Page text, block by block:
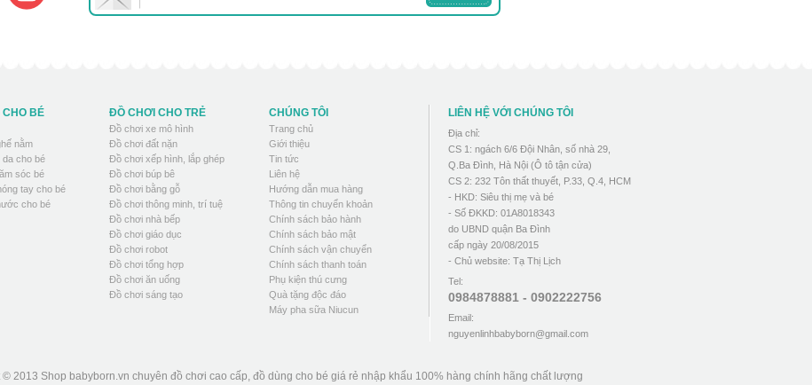
BÉ
nằm
da cho bé
sóc bé
tay cho bé
cho bé
ĐỒ CHƠI CHO TRẺ
Đồ chơi xe mô hình
Đồ chơi đất nặn
Đồ chơi xếp hình, lắp ghép
Đồ chơi búp bê
Đồ chơi bằng gỗ
Đồ chơi thông minh, trí tuệ
Đồ chơi nhà bếp
Đồ chơi giáo dục
Đồ chơi robot
Đồ chơi tổng hợp
Đồ chơi ăn uống
Đồ chơi sáng tạo
CHÚNG TÔI
Trang chủ
Giới thiệu
Tin tức
Liên hệ
Hướng dẫn mua hàng
Thông tin chuyển khoản
Chính sách bảo hành
Chính sách bảo mật
Chính sách vận chuyển
Chính sách thanh toán
Phụ kiện thú cưng
Quà tặng độc đáo
Máy pha sữa Niucun
LIÊN HỆ VỚI CHÚNG TÔI
Địa chỉ:
CS 1: ngách 6/6 Đội Nhân, số nhà 29,
Q.Ba Đình, Hà Nội (Ô tô tận cửa)
CS 2: 232 Tôn thất thuyết, P.33, Q.4, HCM
- HKD: Siêu thị mẹ và bé
- Số ĐKKD: 01A8018343
do UBND quận Ba Đình
cấp ngày 20/08/2015
- Chủ website: Tạ Thị Lịch
Tel:
0984878881 - 0902222756
Email:
nguyenlinhbabyborn@gmail.com
© 2013 Shop babyborn.vn chuyên đồ chơi cao cấp, đồ dùng cho bé giá rẻ nhập khẩu 100% hàng chính hãng chất lượng